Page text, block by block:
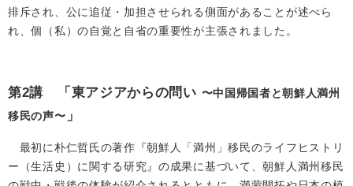
排斥され、公に追従・加担させられる側面があることが述べら
れ、個（私）の自覚と自省の重要性が主張されました。
第2講 「東アジアからの問い 〜中国帰国者と朝鮮人満州
移民の声〜 」
最初に朴仁哲氏の著作『朝鮮人「満州」移民のライフヒストリ
ー（生活史）に関する研究』の成果に基づいて、朝鮮人満州移民